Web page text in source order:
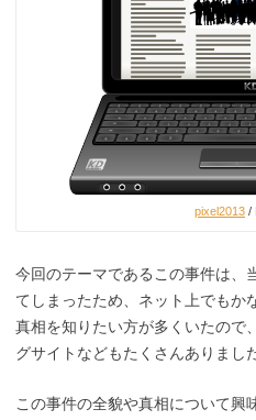
pixel2013 /
今回のテーマであるこの事件は、
てしまったため、ネット上でもか
真相を知りたい方が多くいたので
グサイトなどもたくさんありまし
この事件の全貌や真相について興